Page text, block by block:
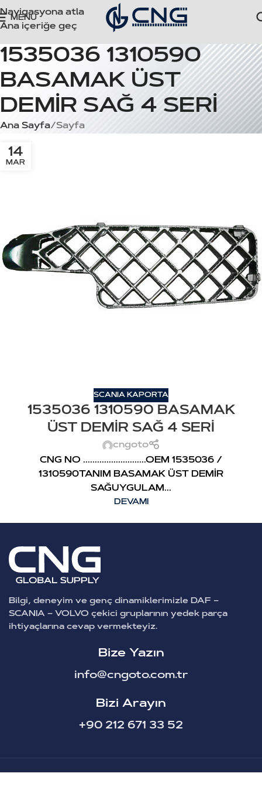
Navigasyona atla
Ana içeriğe geç
MENÜ
1535036 1310590
BASAMAK ÜST
DEMİR SAĞ 4 SERİ
Ana Sayfa Sayfa
14
MAR
SCANIA KAPORTA
1535036 1310590 BASAMAK
ÜST DEMİR SAĞ 4 SERİ
cngoto
CNG NO ...........................OEM 1535036 /
1310590TANIM BASAMAK ÜST DEMİR
SAĞUYGULAM...
DEVAMI
Bilgi, deneyim ve genç dinamiklerimizle DAF –
SCANIA – VOLVO çekici gruplarının yedek parça
ihtiyaçlarına cevap vermekteyiz.
Bize Yazın
info@cngoto.com.tr
Bizi Arayın
+90 212 671 33 52